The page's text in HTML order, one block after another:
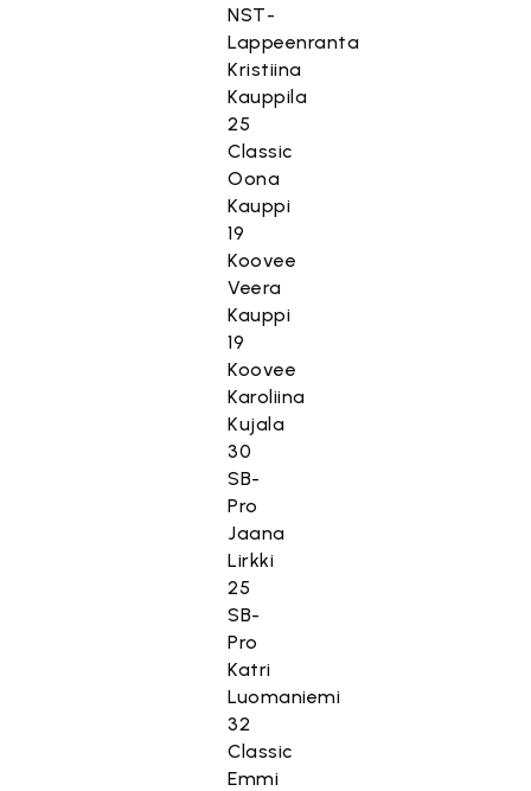
NST-
Lappeenranta
Kristiina
Kauppila
25
Classic
Oona
Kauppi
19
Koovee
Veera
Kauppi
19
Koovee
Karoliina
Kujala
30
SB-
Pro
Jaana
Lirkki
25
SB-
Pro
Katri
Luomaniemi
32
Classic
Emmi